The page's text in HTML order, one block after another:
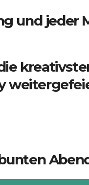
und jeder